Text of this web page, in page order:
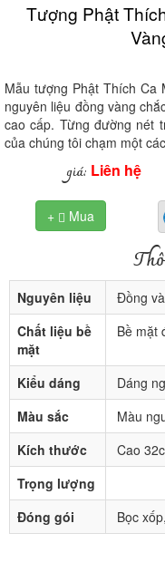
Tượng Phật
Mẫu tượng Phật Thích Ca
nguyên liệu đồng vàng
cao cấp. Từng đường nét
của chúng tôi chạm một
giá: Liên hệ
+  Mua
Nguyên liệu
Đồng
Chất liệu bề
mặt
Bề mặt
Kiểu dáng
Dáng
Màu sắc
Màu
Kích thước
Cao
Trọng lượng
Đóng gói
Bọc